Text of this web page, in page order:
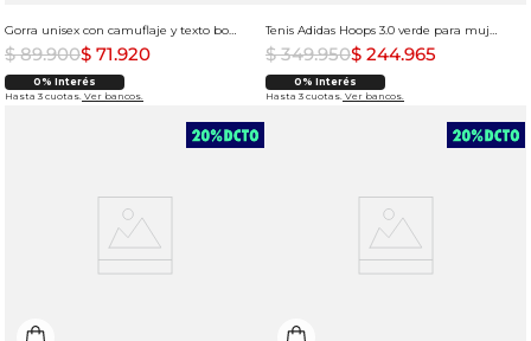
Gorra unisex con camuflaje y texto bordado
$ 89.900$ 71.920
0% Interés
Hasta 3 cuotas. Ver bancos.
Tenis Adidas Hoops 3.0 verde para mujer
$ 349.950$ 244.965
0% Interés
Hasta 3 cuotas. Ver bancos.